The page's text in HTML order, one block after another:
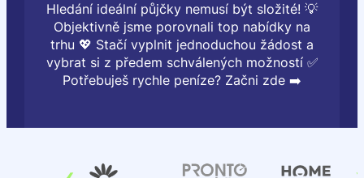
Hledání ideální půjčky nemusí být složité! 💡
Objektivně jsme porovnali top nabídky na
trhu 💖 Stačí vyplnit jednoduchou žádost a
vybrat si z předem schválených možností ✅
Potřebuješ rychle peníze? Začni zde ➡️